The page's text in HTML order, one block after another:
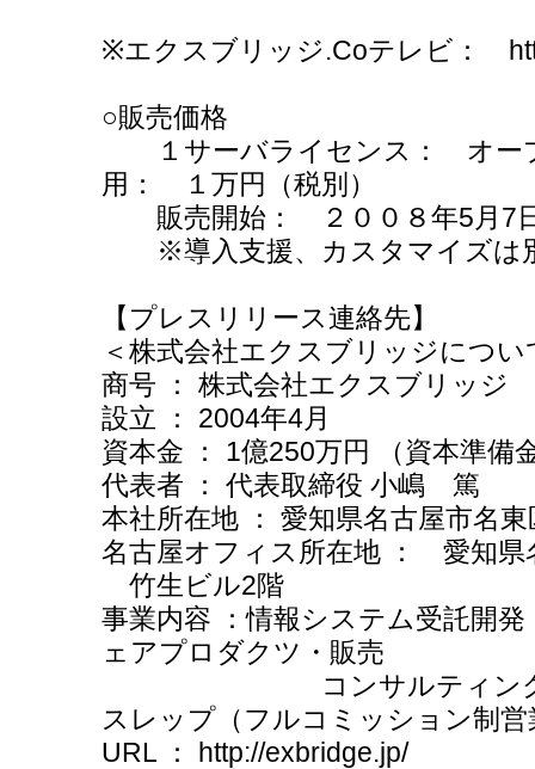
※エクスブリッジ.Coテレビ：
○販売価格
１サーバライセンス： オ
用： １万円（税別）
販売開始： ２００８年5月7
※導入支援、カスタマイズは
【プレスリリース連絡先】
＜株式会社エクスブリッジについ
商号 ： 株式会社エクスブリッジ
設立 ： 2004年4月
資本金 ： 1億250万円 （資本準備
代表者 ： 代表取締役 小嶋 篤
本社所在地 ： 愛知県名古屋市名
名古屋オフィス所在地 ： 愛知県
竹生ビル2階
事業内容 ：情報システ
ェアプロダクツ・販売
コンサルティ
スレップ（フルコミッション制営
URL ： http://exbridge.jp/